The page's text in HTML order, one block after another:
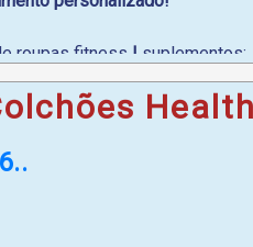
roupas fitness | suplementos;
de segunda a sábado de
4325